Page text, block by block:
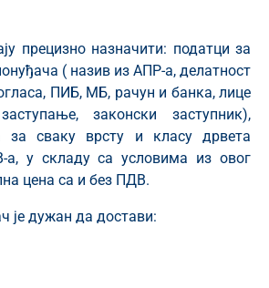
прецизно назначити: податци за
( назив из АПР-а, делатност
ПИБ, МБ, рачун и банка, лице
законски заступник),
за сваку врсту и класу дрвета
а, у складу са условима из овог
цена са и без ПДВ.
је дужан да достави: